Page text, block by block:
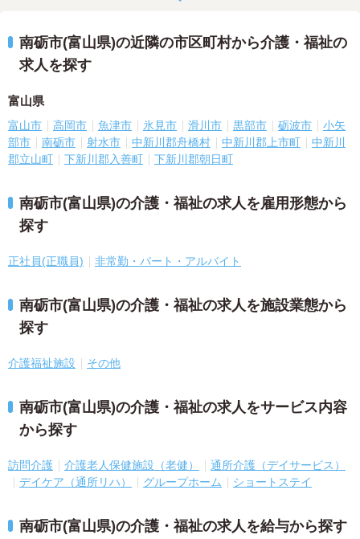
南砺市(富山県)の近隣の市区町村から介護・福祉の
求人を探す
富山県
富山市 高岡市 魚津市 氷見市 滑川市 黒部市 砺波市
小矢
部市
南砺市 射水市 中新川郡舟橋村 中新川郡上市町
中新川
郡立山町
下新川郡入善町 下新川郡朝日町
南砺市(富山県)の介護・福祉の求人を雇用形態から
探す
正社員(正職員) 非常勤・パート・アルバイト
南砺市(富山県)の介護・福祉の求人を施設業態から
探す
介護福祉施設 その他
南砺市(富山県)の介護・福祉の求人をサービス内容
から探す
訪問介護 介護老人保健施設（老健）
通所介護（デイサービス）
デイケア（通所リハ）
グループホーム ショートステイ
南砺市(富山県)の介護・福祉の求人を給与から探す